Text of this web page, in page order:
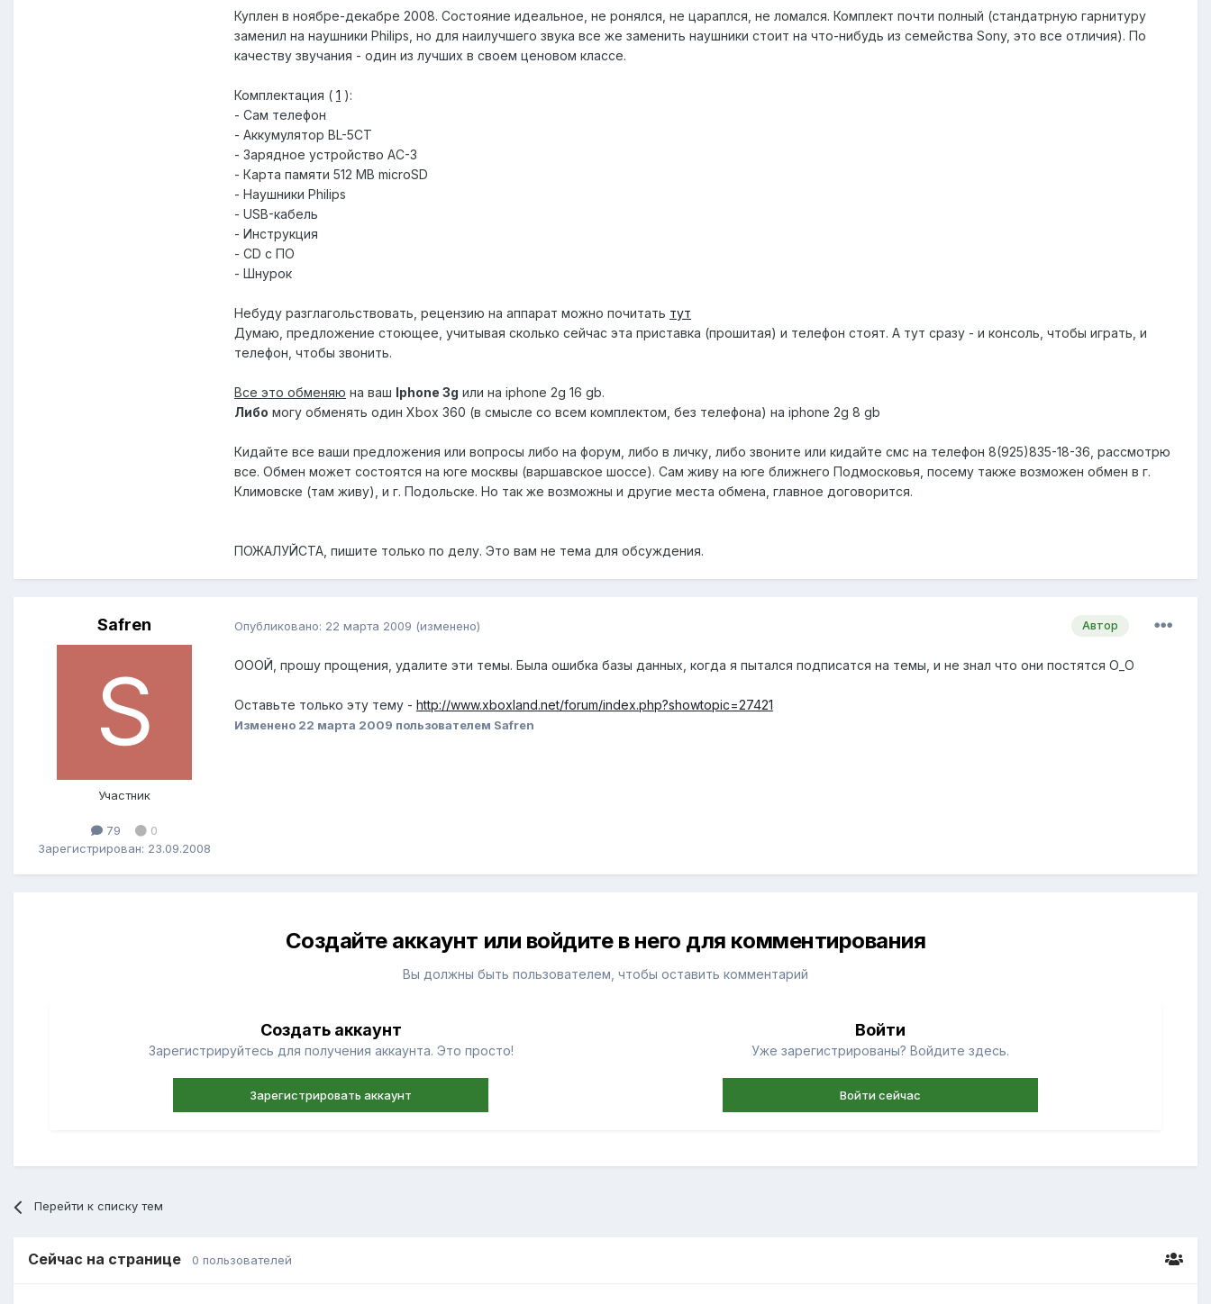
Куплен в ноябре-декабре 2008. Состояние идеальное, не ронялся, не цараплся, не ломался. Комплект почти полный (стандатрную гарнитуру
заменил на наушники Philips, но для наилучшего звука все же заменить наушники стоит на что-нибудь из семейства Sony, это все отличия). По
качеству звучания - один из лучших в своем ценовом классе.
Комплектация ( 1 ):
- Сам телефон
- Аккумулятор BL-5CT
- Зарядное устройство AC-3
- Карта памяти 512 MB microSD
- Наушники Philips
- USB-кабель
- Инструкция
- CD с ПО
- Шнурок
Небуду разглагольствовать, рецензию на аппарат можно почитать тут
Думаю, предложение стоющее, учитывая сколько сейчас эта приставка (прошитая) и телефон стоят. А тут сразу - и консоль, чтобы играть, и
телефон, чтобы звонить.
Все это обменяю на ваш Iphone 3g или на iphone 2g 16 gb.
Либо могу обменять один Xbox 360 (в смысле со всем комплектом, без телефона) на iphone 2g 8 gb
Кидайте все ваши предложения или вопросы либо на форум, либо в личку, либо звоните или кидайте смс на телефон 8(925)835-18-36, рассмотрю
все. Обмен может состоятся на юге москвы (варшавское шоссе). Сам живу на юге ближнего Подмосковья, посему также возможен обмен в г.
Климовске (там живу), и г. Подольске. Но так же возможны и другие места обмена, главное договорится.
ПОЖАЛУЙСТА, пишите только по делу. Это вам не тема для обсуждения.
Safren
Участник
79
0
Зарегистрирован: 23.09.2008
Автор
Опубликовано: 22 марта 2009 (изменено)
ОООЙ, прошу прощения, удалите эти темы. Была ошибка базы данных, когда я пытался подписатся на темы, и не знал что они постятся О_О
Оставьте только эту тему - http://www.xboxland.net/forum/index.php?showtopic=27421
Изменено 22 марта 2009 пользователем Safren
Создайте аккаунт или войдите в него для комментирования
Вы должны быть пользователем, чтобы оставить комментарий
Создать аккаунт
Зарегистрируйтесь для получения аккаунта. Это просто!
Зарегистрировать аккаунт
Войти
Уже зарегистрированы? Войдите здесь.
Войти сейчас
Перейти к списку тем
Сейчас на странице 0 пользователей